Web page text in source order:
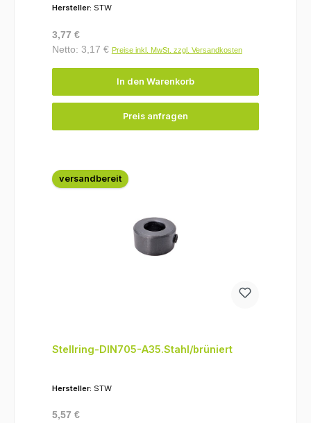
Hersteller: STW
Regulärer Preis:
3,77 €
Netto: 3,17 € Preise inkl. MwSt. zzgl. Versandkosten
In den Warenkorb
Preis anfragen
versandbereit
Stellring-DIN705-A35.Stahl/brüniert
Hersteller: STW
Regulärer Preis:
5,57 €